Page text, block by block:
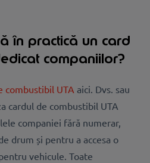
în practică un card
companiilor?
combustibil UTA aici. Dvs. sau
cardul de combustibil UTA
companiei fără numerar,
drum și pentru a accesa o
vehicule. Toate